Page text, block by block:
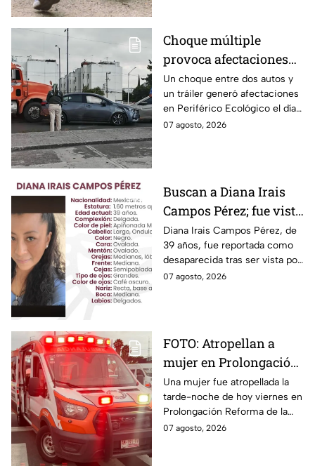
Choque múltiple
provoca afectaciones
en Periférico Ecológico
hoy viernes
Un choque entre dos autos y
un tráiler generó afectaciones
en Periférico Ecológico el día
de hoy, con dirección a la 24
07 agosto, 2026
Buscan a Diana Irais
Campos Pérez; fue vista
por última vez en la
ciudad de Puebla
Diana Irais Campos Pérez, de
39 años, fue reportada como
desaparecida tras ser vista por
última vez el 6 de agosto en
07 agosto, 2026
FOTO: Atropellan a
mujer en Prolongación
Reforma, en Puebla,
hoy viernes; así se vio
la zona
Una mujer fue atropellada la
tarde-noche de hoy viernes en
Prolongación Reforma de la
ciudad de Puebla; toma
07 agosto, 2026